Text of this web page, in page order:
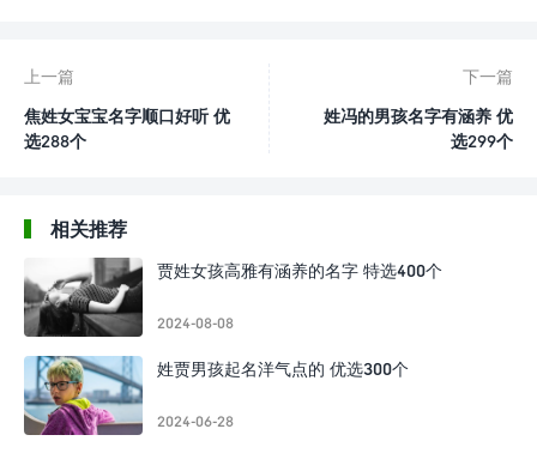
上一篇
焦姓女宝宝名字顺口好听 优
选288个
下一篇
姓冯的男孩名字有涵养 优
选299个
相关推荐
贾姓女孩高雅有涵养的名字 特选400个
2024-08-08
姓贾男孩起名洋气点的 优选300个
2024-06-28